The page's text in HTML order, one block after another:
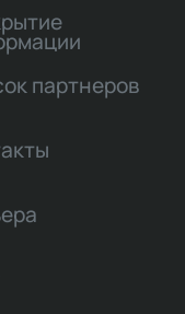
партнеров